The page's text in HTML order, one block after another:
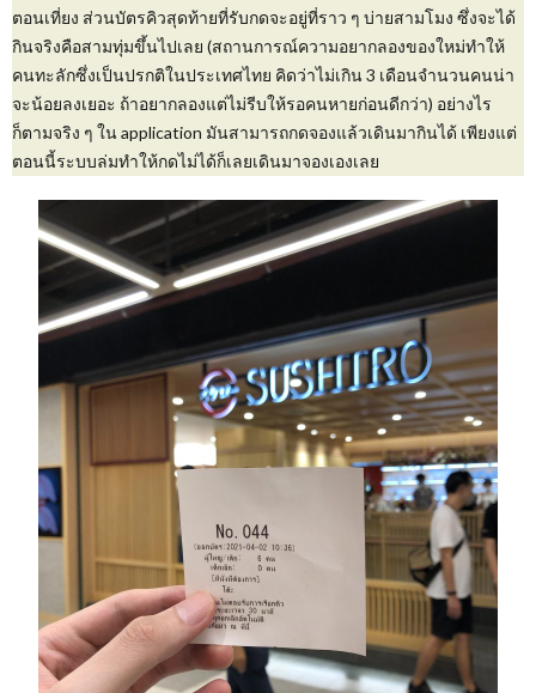
ตอนเที่ยง ส่วนบัตรคิวสุดท้ายที่รับกดจะอยู่ที่ราว ๆ บ่ายสามโมง ซึ่งจะได้
กินจริงคือสามทุ่มขึ้นไปเลย (สถานการณ์ความอยากลองของใหม่ทำให้
คนทะลักซึ่งเป็นปรกติในประเทศไทย คิดว่าไม่เกิน 3 เดือนจำนวนคนน่า
จะน้อยลงเยอะ ถ้าอยากลองแต่ไม่รีบให้รอคนหายก่อนดีกว่า) อย่างไร
ก็ตามจริง ๆ ใน application มันสามารถกดจองแล้วเดินมากินได้ เพียงแต่
ตอนนี้ระบบล่มทำให้กดไม่ได้ก็เลยเดินมาจองเองเลย